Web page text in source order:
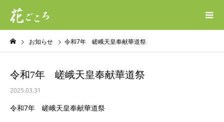
お知らせ 令和7年 嵯峨天皇奉献華道祭
令和7年 嵯峨天皇奉献華道祭
2025.03.31
令和7年 嵯峨天皇奉献華道祭